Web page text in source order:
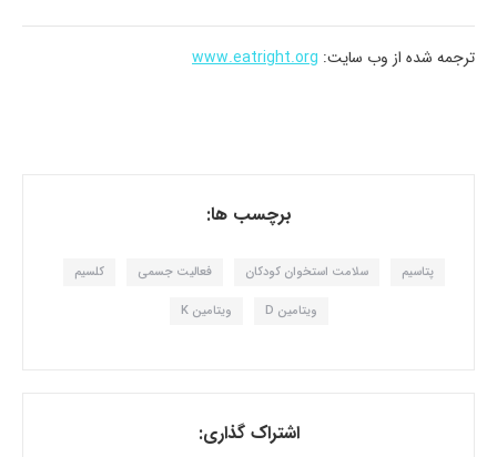
ترجمه شده از وب سایت: www.eatright.org
برچسب ها:
پتاسیم سلامت استخوان کودکان فعالیت جسمی کلسیم
ویتامین D ویتامین K
اشتراک گذاری: